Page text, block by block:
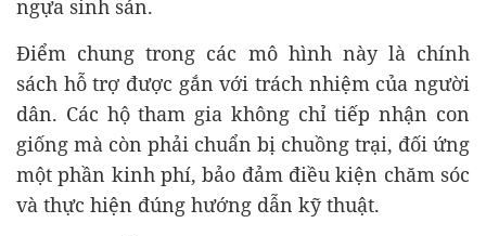
ngựa sinh sản.
Điểm chung trong các mô hình này là chính
sách hỗ trợ được gắn với trách nhiệm của người
dân. Các hộ tham gia không chỉ tiếp nhận con
giống mà còn phải chuẩn bị chuồng trại, đối ứng
một phần kinh phí, bảo đảm điều kiện chăm sóc
và thực hiện đúng hướng dẫn kỹ thuật.